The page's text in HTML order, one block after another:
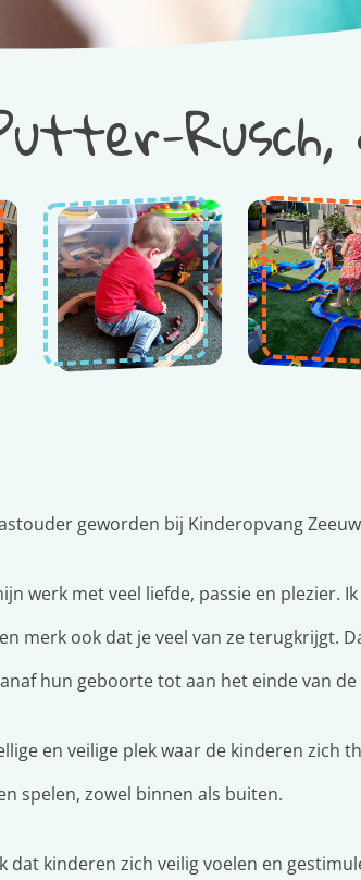
geworden bij Kinderopvang
werk met veel liefde, passie en plezier.
merk ook dat je veel van ze terugkrijgt.
hun geboorte tot aan het einde van
en veilige plek waar de kinderen zich
spelen, zowel binnen als buiten.
dat kinderen zich veilig voelen en